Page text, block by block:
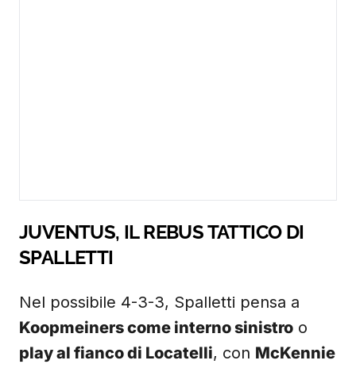
JUVENTUS, IL REBUS TATTICO DI
SPALLETTI
Nel possibile 4-3-3, Spalletti pensa a
Koopmeiners come interno sinistro o
play al fianco di Locatelli, con McKennie